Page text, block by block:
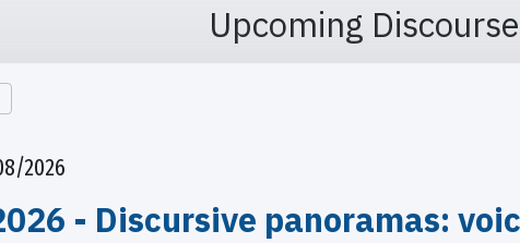
Upcoming
2026
- Discursive panoramas: